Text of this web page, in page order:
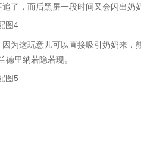
，而后黑屏一段时间又会闪出奶
这玩意儿可以直接吸引奶奶来，
里纳若隐若现。